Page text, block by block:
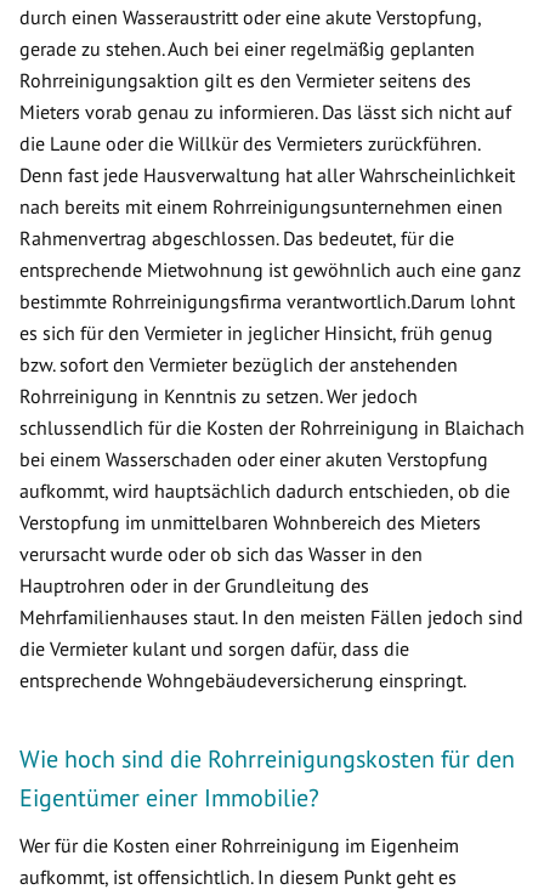
durch einen Wasseraustritt oder eine akute Verstopfung,
gerade zu stehen. Auch bei einer regelmäßig geplanten
Rohrreinigungsaktion gilt es den Vermieter seitens des
Mieters vorab genau zu informieren. Das lässt sich nicht auf
die Laune oder die Willkür des Vermieters zurückführen.
Denn fast jede Hausverwaltung hat aller Wahrscheinlichkeit
nach bereits mit einem Rohrreinigungsunternehmen einen
Rahmenvertrag abgeschlossen. Das bedeutet, für die
entsprechende Mietwohnung ist gewöhnlich auch eine ganz
bestimmte Rohrreinigungsfirma verantwortlich.Darum lohnt
es sich für den Vermieter in jeglicher Hinsicht, früh genug
bzw. sofort den Vermieter bezüglich der anstehenden
Rohrreinigung in Kenntnis zu setzen. Wer jedoch
schlussendlich für die Kosten der Rohrreinigung in Blaichach
bei einem Wasserschaden oder einer akuten Verstopfung
aufkommt, wird hauptsächlich dadurch entschieden, ob die
Verstopfung im unmittelbaren Wohnbereich des Mieters
verursacht wurde oder ob sich das Wasser in den
Hauptrohren oder in der Grundleitung des
Mehrfamilienhauses staut. In den meisten Fällen jedoch sind
die Vermieter kulant und sorgen dafür, dass die
entsprechende Wohngebäudeversicherung einspringt.
Wie hoch sind die Rohrreinigungskosten für den
Eigentümer einer Immobilie?
Wer für die Kosten einer Rohrreinigung im Eigenheim
aufkommt, ist offensichtlich. In diesem Punkt geht es